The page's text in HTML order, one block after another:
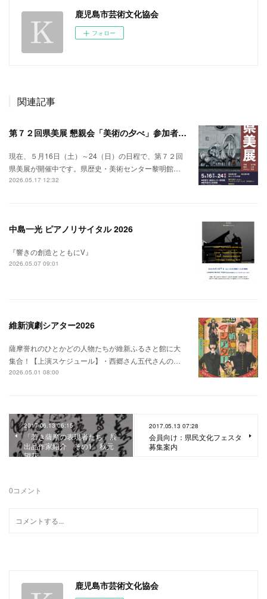
鹿児島市芸術文化協会
フォロー
関連記事
第７２回県美展 懇親会「美術の夕べ」参加者募集
現在、５月16日（土）～24（日）の日程で、第７２回
県美展が開催中です。県歴史・美術センター黎明館…
2026.05.17 12:32
中島一光 ピアノリサイタル 2026
『響きの創造とともにⅤ』
2026.05.07 09:01
維新演劇シアター2026
薩摩誉れのひとかどの人物たちが維新ふるさと館に大
集合！【上演スケジュール】・西郷さん五代さんの…
2026.05.01 08:00
2017.06.13 06:15
「若き薩摩の表現者たち」展
出品作家紹介 その1 秋元
望花
2017.05.13 07:28
会員向け：県民文化フェスタ
募集案内
0コメント
鹿児島市芸術文化協会